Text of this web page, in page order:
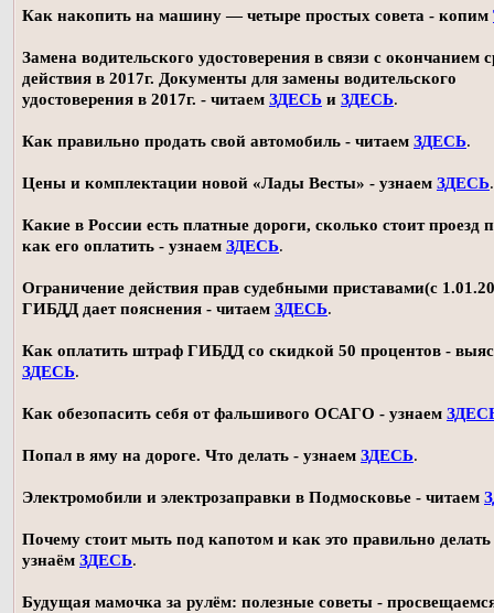
Как накопить на машину — четыре простых совета - копим
Замена водительского удостоверения в связи с окончанием
действия в 2017г. Документы для замены водительского
удостоверения в 2017г. - читаем ЗДЕСЬ и ЗДЕСЬ.
Как правильно продать свой автомобиль - читаем ЗДЕСЬ.
Цены и комплектации новой «Лады Весты» - узнаем ЗДЕСЬ.
Какие в России есть платные дороги, сколько стоит проезд
как его оплатить - узнаем ЗДЕСЬ.
Ограничение действия прав судебными приставами(с
ГИБДД дает пояснения - читаем ЗДЕСЬ.
Как оплатить штраф ГИБДД со скидкой 50 процентов -
ЗДЕСЬ.
Как обезопасить себя от фальшивого ОСАГО - узнаем
Попал в яму на дороге. Что делать - узнаем ЗДЕСЬ.
Электромобили и электрозаправки в Подмосковье - читаем
Почему стоит мыть под капотом и как это правильно делать
узнаём ЗДЕСЬ.
Будущая мамочка за рулём: полезные советы -